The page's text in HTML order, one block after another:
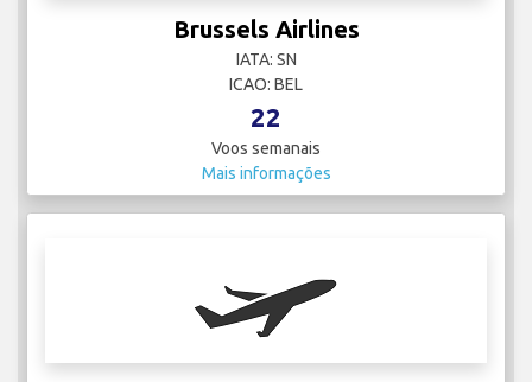
Brussels Airlines
IATA: SN
ICAO: BEL
22
Voos semanais
Mais informações